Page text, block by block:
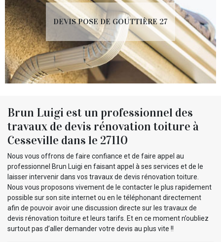
DEVIS POSE DE GOUTTIÈRE 27
Brun Luigi est un professionnel des
travaux de devis rénovation toiture à
Cesseville dans le 27110
Nous vous offrons de faire confiance et de faire appel au
professionnel Brun Luigi en faisant appel à ses services et de le
laisser intervenir dans vos travaux de devis rénovation toiture.
Nous vous proposons vivement de le contacter le plus rapidement
possible sur son site internet ou en le téléphonant directement
afin de pouvoir avoir une discussion directe sur les travaux de
devis rénovation toiture et leurs tarifs. Et en ce moment n’oubliez
surtout pas d’aller demander votre devis au plus vite !!